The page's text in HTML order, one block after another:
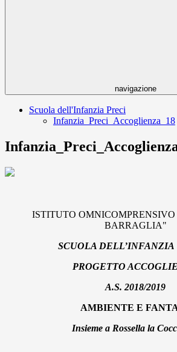
navigazione
Scuola dell'Infanzia Preci
Infanzia_Preci_Accoglienza_18
ISTITUTO
BARRAGLIA"
SCUOLA
PROGETTO
A.S. 2018/2019
AMBIENTE E
Insieme a Rossella la